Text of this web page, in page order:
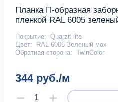
Планка П-образная
пленкой RAL 6005
Покрытие: Quarzit lite
Цвет:
RAL 6005 Зеленый мох
Обратная сторона: TwinColor
344 руб./м